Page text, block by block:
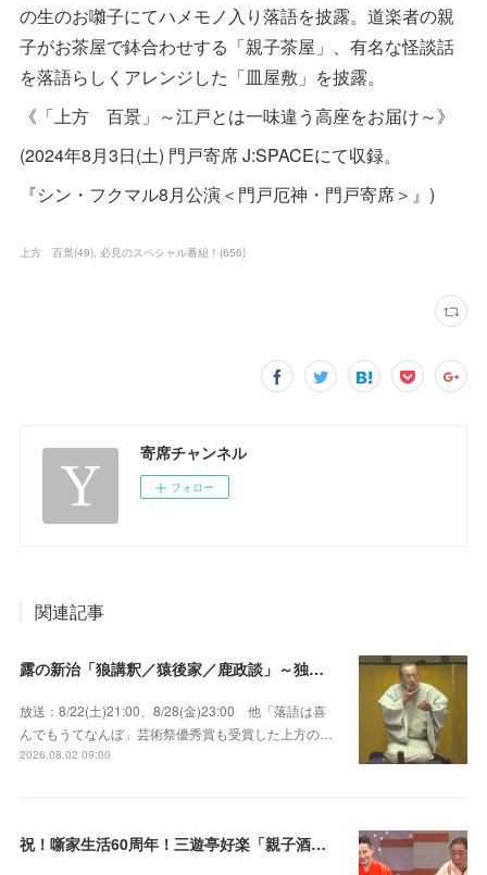
の生のお囃子にてハメモノ入り落語を披露。道楽者の親
子がお茶屋で鉢合わせする「親子茶屋」、有名な怪談話
を落語らしくアレンジした「皿屋敷」を披露。
《「上方 百景」～江戸とは一味違う高座をお届け～》
(2024年8月3日(土) 門戸寄席 J:SPACEにて収録。
『シン・フクマル8月公演＜門戸厄神・門戸寄席＞』)
上方 百景(49) 必見のスペシャル番組！ (656)
寄席チャンネル
フォロー
関連記事
露の新治「狼講釈／猿後家／鹿政談」～独演会は毎回満員御礼！上方の人気重鎮落語家！
放送：8/22(土)21:00、8/28(金)23:00 他「落語は喜
んでもうてなんぼ」芸術祭優秀賞も受賞した上方の…
2026.08.02 09:00
祝！噺家生活60周年！三遊亭好楽「親子酒」錦笑亭満堂「桜ん坊」～満堂フェス2026